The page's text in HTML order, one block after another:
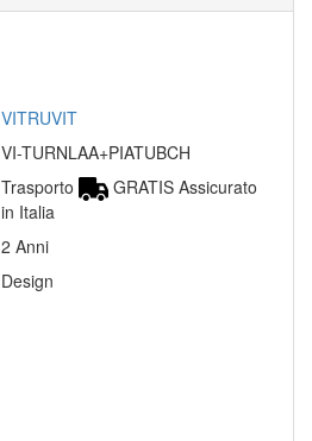
VITRUVIT
VI-TURNLAA+PIATUBCH
Trasporto
GRATIS Assicurato
in Italia
2 Anni
Design